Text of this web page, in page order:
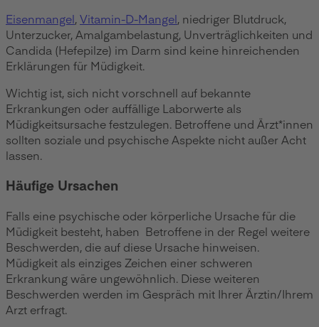
Eisenmangel,Vitamin-D-Mangel, niedriger Blutdruck,
Unterzucker, Amalgambelastung, Unverträglichkeiten und
Candida (Hefepilze) im Darm sind keine hinreichenden
Erklärungen für Müdigkeit.
Wichtig ist, sich nicht vorschnell auf bekannte
Erkrankungen oder auffällige Laborwerte als
Müdigkeitsursache festzulegen. Betroffene und Ärzt*innen
sollten soziale und psychische Aspekte nicht außer Acht
lassen.
Häufige Ursachen
Falls eine psychische oder körperliche Ursache für die
Müdigkeit besteht, haben Betroffene in der Regel weitere
Beschwerden, die auf diese Ursache hinweisen.
Müdigkeit als einziges Zeichen einer schweren
Erkrankung wäre ungewöhnlich. Diese weiteren
Beschwerden werden im Gespräch mit Ihrer Ärztin/Ihrem
Arzt erfragt.